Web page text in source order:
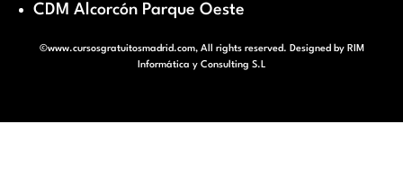
CDM Alcorcón Parque Oeste
©www.cursosgratuitosmadrid.com, All rights reserved. Designed by RIM
Informática y Consulting S.L